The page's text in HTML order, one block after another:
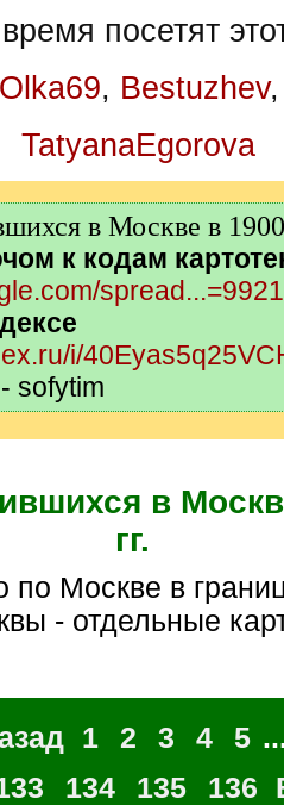
посетят
Olka69, Bestuzhev
TatyanaEgorova
в Москве в
к кодам
i/
sofytim
в
гг.
- отдельные
1 2 3 4 5
134 135 136